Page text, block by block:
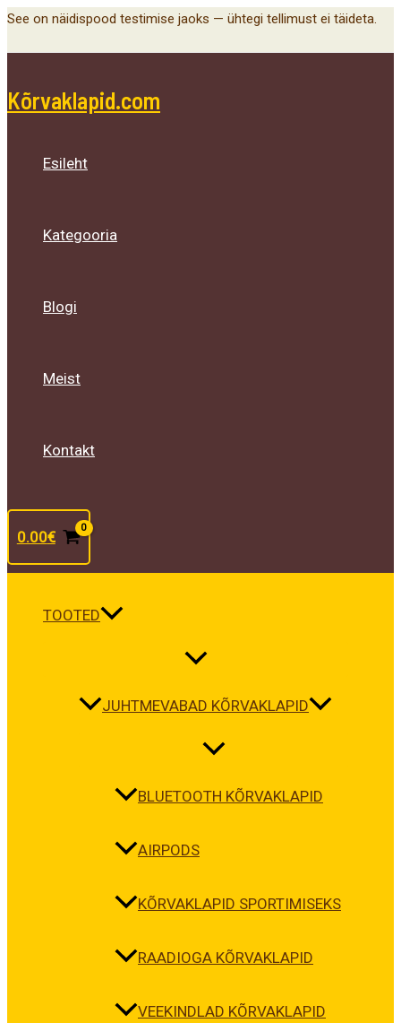
Skip
See on näidispood testimise jaoks — ühtegi tellimust ei täideta.
Kõrvaklapid.com
Esileht
Kategooria
Blogi
Meist
Kontakt
0.00€
TOOTED
Menu
Toggle
JUHTMEVABAD KÕRVAKLAPID
Menu
Toggle
BLUETOOTH KÕRVAKLAPID
AIRPODS
KÕRVAKLAPID SPORTIMISEKS
RAADIOGA KÕRVAKLAPID
VEEKINDLAD KÕRVAKLAPID
Menu
Toggle
Main
Menu